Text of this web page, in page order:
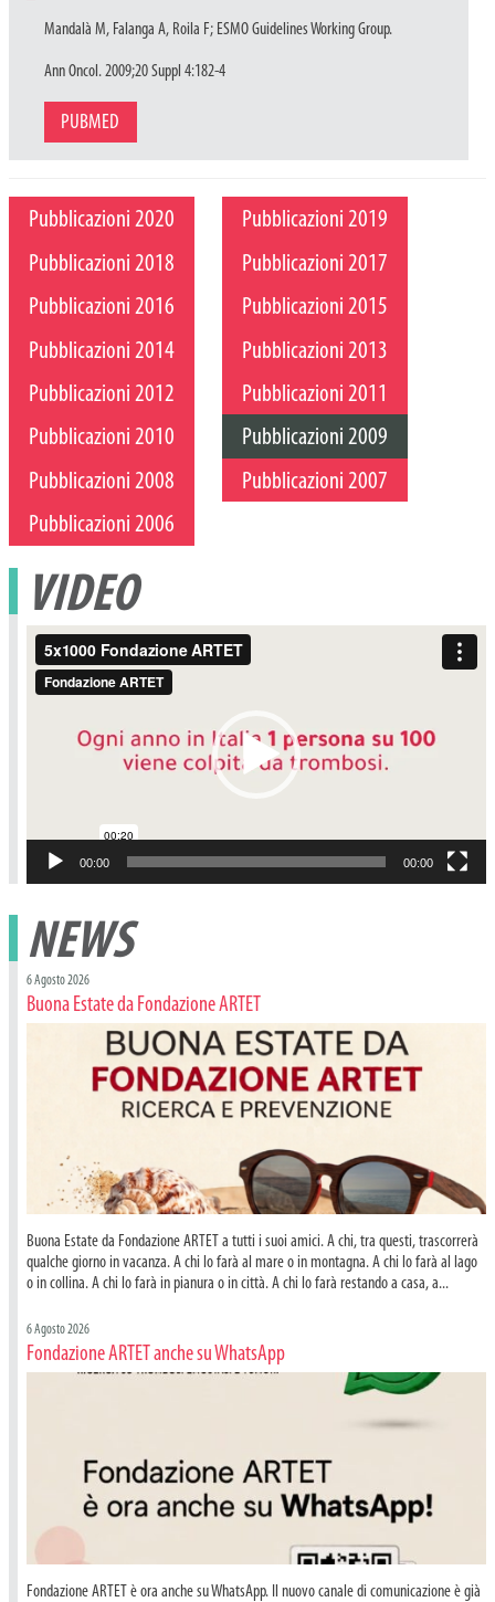
Mandalà M, Falanga A, Roila F; ESMO Guidelines Working Group.
Ann Oncol. 2009;20 Suppl 4:182-4
PUBMED
Pubblicazioni 2020
Pubblicazioni 2019
Pubblicazioni 2018
Pubblicazioni 2017
Pubblicazioni 2016
Pubblicazioni 2015
Pubblicazioni 2014
Pubblicazioni 2013
Pubblicazioni 2012
Pubblicazioni 2011
Pubblicazioni 2010
Pubblicazioni 2009
Pubblicazioni 2008
Pubblicazioni 2007
Pubblicazioni 2006
VIDEO
Video
Player
00:00 00:00
NEWS
6 Agosto 2026
Buona Estate da Fondazione ARTET
Buona Estate da Fondazione ARTET a tutti i suoi amici. A chi, tra questi, trascorrerà
qualche giorno in vacanza. A chi lo farà al mare o in montagna. A chi lo farà al lago
o in collina. A chi lo farà in pianura o in città. A chi lo farà restando a casa, a...
6 Agosto 2026
Fondazione ARTET anche su WhatsApp
Fondazione ARTET è ora anche su WhatsApp. Il nuovo canale di comunicazione è già